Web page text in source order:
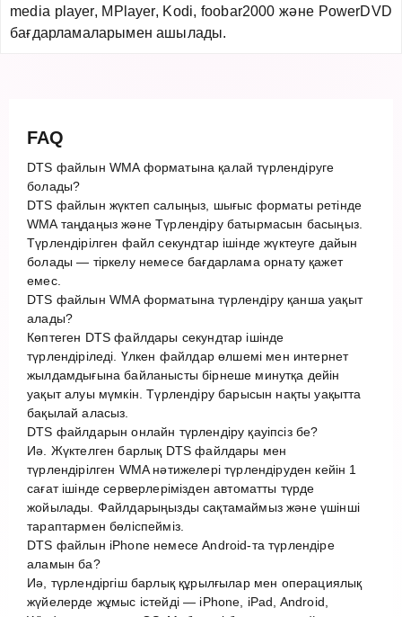
media player, MPlayer, Kodi, foobar2000 және PowerDVD
бағдарламаларымен ашылады.
FAQ
DTS файлын WMA форматына қалай түрлендіруге
болады?
DTS файлын жүктеп салыңыз, шығыс форматы ретінде
WMA таңдаңыз және Түрлендіру батырмасын басыңыз.
Түрлендірілген файл секундтар ішінде жүктеуге дайын
болады — тіркелу немесе бағдарлама орнату қажет
емес.
DTS файлын WMA форматына түрлендіру қанша уақыт
алады?
Көптеген DTS файлдары секундтар ішінде
түрлендіріледі. Үлкен файлдар өлшемі мен интернет
жылдамдығына байланысты бірнеше минутқа дейін
уақыт алуы мүмкін. Түрлендіру барысын нақты уақытта
бақылай аласыз.
DTS файлдарын онлайн түрлендіру қауіпсіз бе?
Иә. Жүктелген барлық DTS файлдары мен
түрлендірілген WMA нәтижелері түрлендіруден кейін 1
сағат ішінде серверлерімізден автоматты түрде
жойылады. Файлдарыңызды сақтамаймыз және үшінші
тараптармен бөліспейміз.
DTS файлын iPhone немесе Android-та түрлендіре
аламын ба?
Иә, түрлендіргіш барлық құрылғылар мен операциялық
жүйелерде жұмыс істейді — iPhone, iPad, Android,